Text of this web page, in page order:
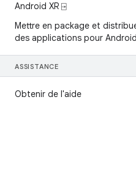
Android XR ⍈
Mettre en package et
des applications pour
ASSISTANCE
Obtenir de l'aide